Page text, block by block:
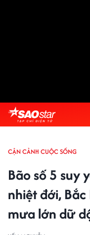
CẬN CẢNH CUỘC SỐNG
Bão số 5 suy
nhiệt đới,
mưa lớn dữ